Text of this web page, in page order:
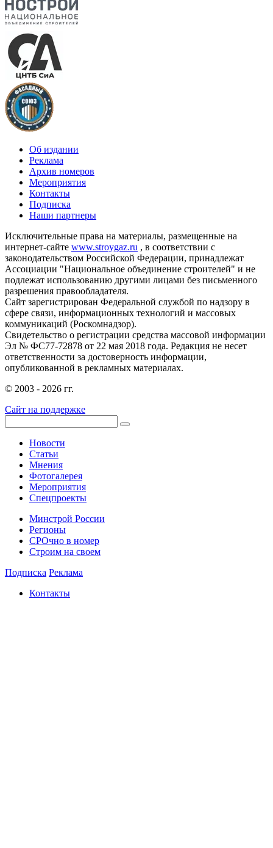
Об издании
Реклама
Архив номеров
Мероприятия
Контакты
Подписка
Наши партнеры
Исключительные права на материалы, размещенные на
интернет-сайте www.stroygaz.ru , в соответствии с
законодательством Российской Федерации, принадлежат
Ассоциации "Национальное объединение строителей" и не
подлежат использованию другими лицами без письменного
разрешения правообладателя.
Сайт зарегистрирован Федеральной службой по надзору в
сфере связи, информационных технологий и массовых
коммуникаций (Роскомнадзор).
Свидетельство о регистрации средства массовой информации
Эл № ФС77-72878 от 22 мая 2018 года. Редакция не несет
ответственности за достоверность информации,
опубликованной в рекламных материалах.
© 2003 - 2026 гг.
Сайт на поддержке
Новости
Статьи
Мнения
Фотогалерея
Мероприятия
Спецпроекты
Минстрой России
Регионы
СРОчно в номер
Строим на своем
Подписка Реклама
Контакты